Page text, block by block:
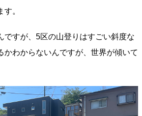
。
ですが、5区の山登りはすごい斜度な
かわからないんですが、世界が傾いて